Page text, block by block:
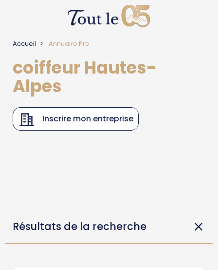
Accueil Annuaire Pro
coiffeur Hautes-
Alpes
Inscrire mon entreprise
Résultats de la recherche